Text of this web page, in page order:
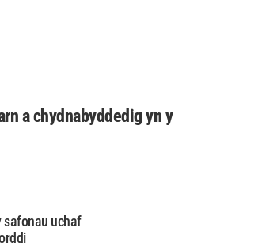
a chydnabyddedig yn y
safonau uchaf